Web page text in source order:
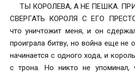
ТЫ КОРОЛЕВА, А НЕ ПЕШКА.
СВЕРГАТЬ КОРОЛЯ С ЕГО
что уничтожит меня, и он
проиграла битву, но война еще не
начинается с одного хода, и
с трона. Но никто не упоминал,